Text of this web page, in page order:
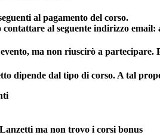
al pagamento del corso.
al seguente indirizzo email:
ma non riuscirò a partecipare.
dipende dal tipo di corso. A tal
ma non trovo i corsi bonus